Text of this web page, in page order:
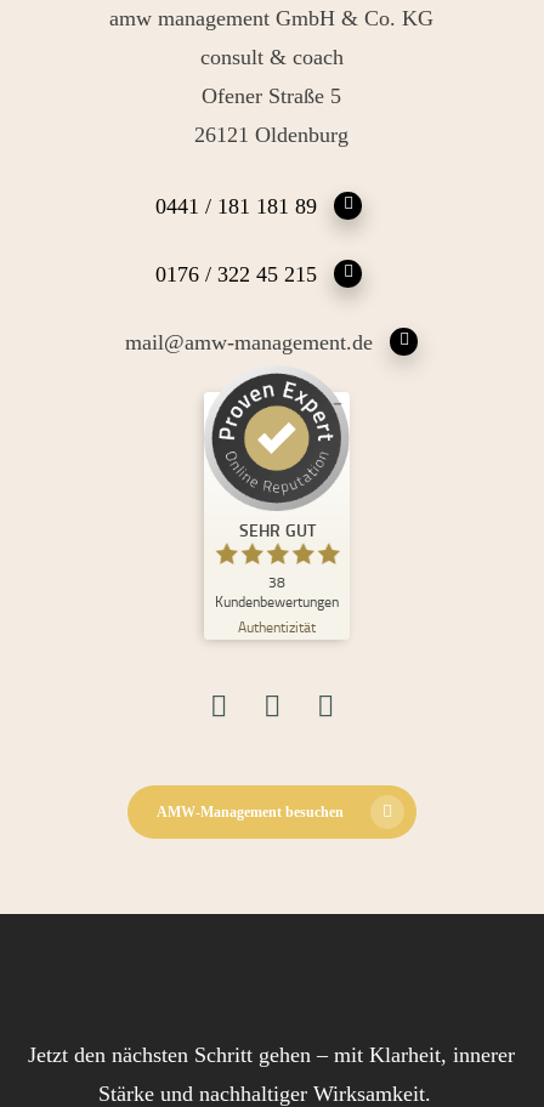
amw management GmbH & Co. KG
consult & coach
Ofener Straße 5
26121 Oldenburg
0441 / 181 181 89
0176 / 322 45 215
mail@amw-management.de
SEHR GUT
38
Kundenbewertungen
Authentizität
Kundenbewertungen und Erfahrungen zu
Andrea Maria Waden
Empfehlungen auf
ProvenExpert.com
SEHR GUT
30
8
AMW-Management besuchen
Jetzt den nächsten Schritt gehen – mit Klarheit, innerer
Stärke und nachhaltiger Wirksamkeit.